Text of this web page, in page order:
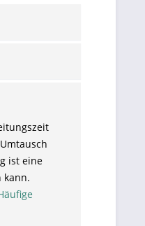
ist eine
kann.